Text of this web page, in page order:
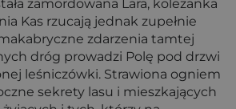
zamordowana Lara, koleżanka
Kas rzucają jednak zupełnie
zdarzenia tamtej
dróg prowadzi Polę pod drzwi
leśniczówki. Strawiona ogniem
sekrety lasu i mieszkających